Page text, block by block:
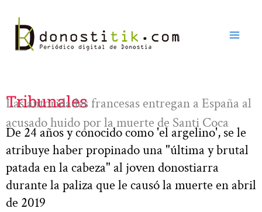
contenido
Tribunales
Las autoridades francesas entregan a España al
acusado huido por la muerte de Santi Coca
De 24 años y conocido como 'el argelino', se le
atribuye haber propinado una "última y brutal
patada en la cabeza" al joven donostiarra
durante la paliza que le causó la muerte en abril
de 2019